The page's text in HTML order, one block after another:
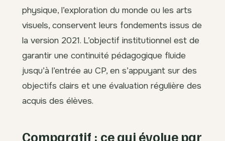
physique, l’exploration du monde ou les arts
visuels, conservent leurs fondements issus de
la version 2021. L’objectif institutionnel est de
garantir une continuité pédagogique fluide
jusqu’à l’entrée au CP, en s’appuyant sur des
objectifs clairs et une évaluation régulière des
acquis des élèves.
Comparatif : ce qui évolue par